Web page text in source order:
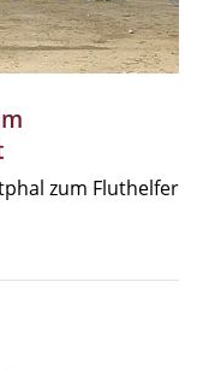
zum Fluthelfer